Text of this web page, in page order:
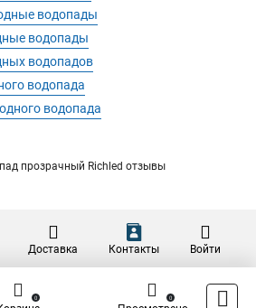
водопады
водопады
водопадов
водопада
водопада
прозрачный Richled отзывы
Доставка Контакты Войти
0 0